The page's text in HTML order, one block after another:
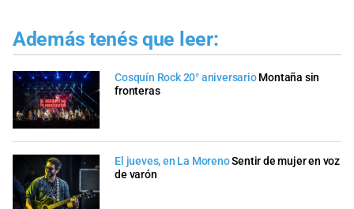
Además tenés que leer:
Cosquín Rock 20° aniversario Montaña sin
fronteras
El jueves, en La MorenoSentir de mujer en voz
de varón